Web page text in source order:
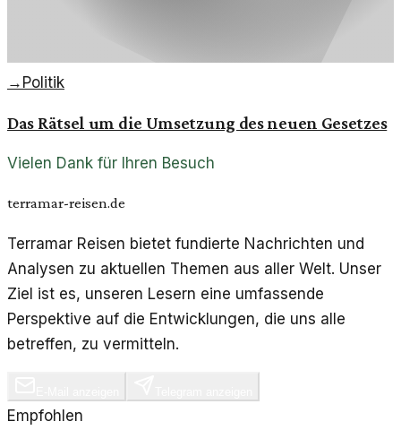
→ Politik
Das Rätsel um die Umsetzung des neuen Gesetzes
Vielen Dank für Ihren Besuch
terramar-reisen.de
Terramar Reisen bietet fundierte Nachrichten und
Analysen zu aktuellen Themen aus aller Welt. Unser
Ziel ist es, unseren Lesern eine umfassende
Perspektive auf die Entwicklungen, die uns alle
betreffen, zu vermitteln.
Empfohlen